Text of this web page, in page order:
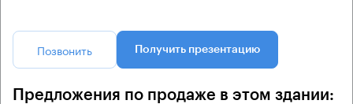
Позвонить Получить презентацию
Предложения по продаже в этом здании: